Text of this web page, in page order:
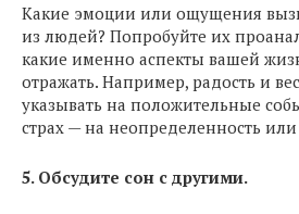
Какие эмоции или ощущения
из людей? Попробуйте их
какие именно аспекты вашей
отражать. Например, радость и
указывать на положительные
страх — на неопределенность
5. Обсудите сон с другими.